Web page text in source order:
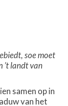
soe moet
’t landt van
samen op in
van het